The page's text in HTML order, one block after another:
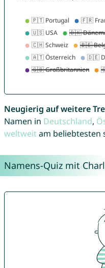
Neugierig auf weitere
Namen in Deutschland,
weltweitam beliebtesten
Namens-Quiz mit